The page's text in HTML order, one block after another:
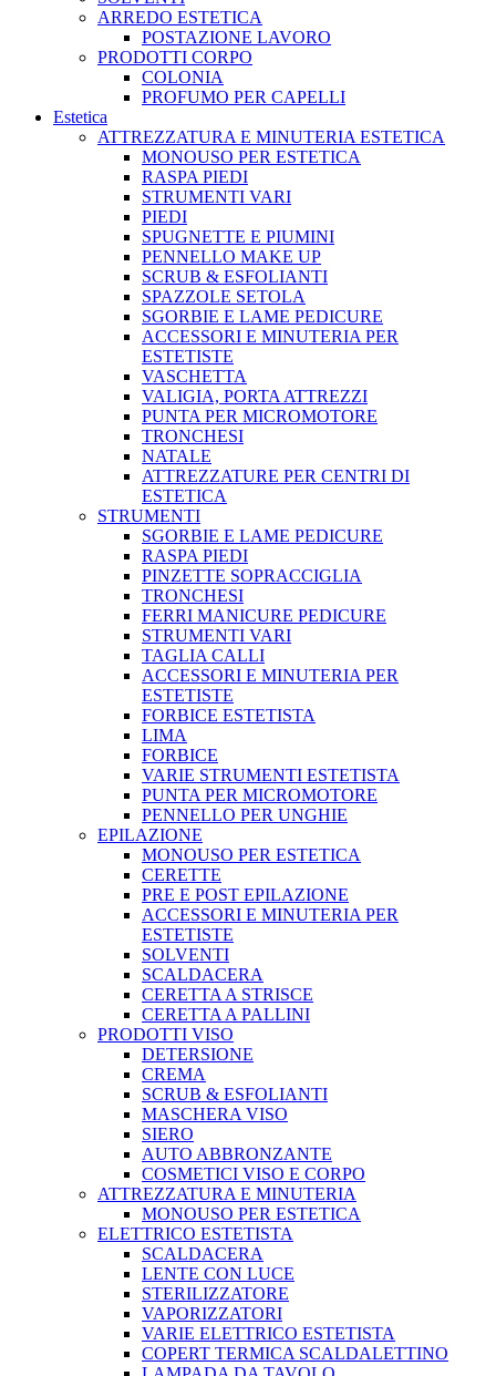
ARREDO ESTETICA
POSTAZIONE LAVORO
PRODOTTI CORPO
COLONIA
PROFUMO PER CAPELLI
Estetica
ATTREZZATURA E MINUTERIA ESTETICA
MONOUSO PER ESTETICA
RASPA PIEDI
STRUMENTI VARI
PIEDI
SPUGNETTE E PIUMINI
PENNELLO MAKE UP
SCRUB & ESFOLIANTI
SPAZZOLE SETOLA
SGORBIE E LAME PEDICURE
ACCESSORI E MINUTERIA PER
ESTETISTE
VASCHETTA
VALIGIA, PORTA ATTREZZI
PUNTA PER MICROMOTORE
TRONCHESI
NATALE
ATTREZZATURE PER CENTRI DI
ESTETICA
STRUMENTI
SGORBIE E LAME PEDICURE
RASPA PIEDI
PINZETTE SOPRACCIGLIA
TRONCHESI
FERRI MANICURE PEDICURE
STRUMENTI VARI
TAGLIA CALLI
ACCESSORI E MINUTERIA PER
ESTETISTE
FORBICE ESTETISTA
LIMA
FORBICE
VARIE STRUMENTI ESTETISTA
PUNTA PER MICROMOTORE
PENNELLO PER UNGHIE
EPILAZIONE
MONOUSO PER ESTETICA
CERETTE
PRE E POST EPILAZIONE
ACCESSORI E MINUTERIA PER
ESTETISTE
SOLVENTI
SCALDACERA
CERETTA A STRISCE
CERETTA A PALLINI
PRODOTTI VISO
DETERSIONE
CREMA
SCRUB & ESFOLIANTI
MASCHERA VISO
SIERO
AUTO ABBRONZANTE
COSMETICI VISO E CORPO
ATTREZZATURA E MINUTERIA
MONOUSO PER ESTETICA
ELETTRICO ESTETISTA
SCALDACERA
LENTE CON LUCE
STERILIZZATORE
VAPORIZZATORI
VARIE ELETTRICO ESTETISTA
COPERT TERMICA SCALDALETTINO